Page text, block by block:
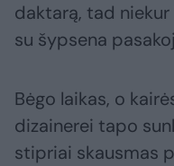
daktarą, tad niekur
su šypsena
Bėgo laikas, o
dizainerei tapo
stipriai skausmas